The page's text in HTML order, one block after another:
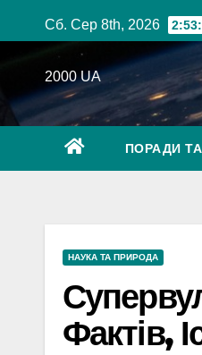
до
Сб. Сер 8th, 2026
2000 UA
ПОРАДИ
НАУКА ТА ПРИРОДА
Фактів,